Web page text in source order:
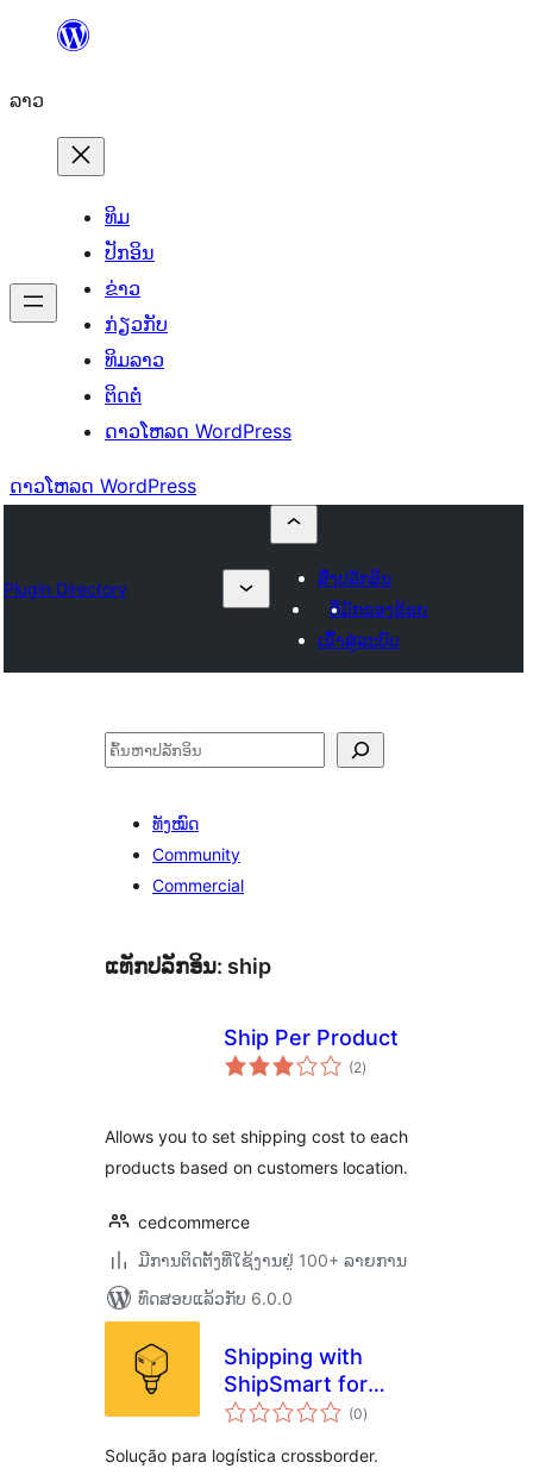
ທີ່
ເນື້ອຫາ
ລາວ
ທິມ
ປັກອິນ
ຂ່າວ
ກ່ຽວກັບ
ທິມລາວ
ຕິດຕໍ່
ດາວໂຫລດ WordPress
ດາວໂຫລດ WordPress
Plugin Directory
ສົ່ງປລັກອິນ
ທີ່ມັກຂອງຂ້ອຍ
ເຂົ້າສູ່ລະບົບ
ຄົ້ນຫາ
ທັງໝົດ
Community
Commercial
ແທັກປລັກອິນ: ship
Ship Per Product
(2ຄະແນນ
ທັງໝົດ
)
Allows you to set shipping cost to each
products based on customers location.
cedcommerce
ມີການຕິດຕັ້ງທີ່ໃຊ້ງານຢູ່ 100+ ລາຍການ
ທົດສອບແລ້ວກັບ 6.0.0
Shipping with
ShipSmart for
WooCommerce
(0ຄະແນນ
ທັງໝົດ
)
Solução para logística crossborder.